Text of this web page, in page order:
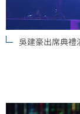
吳建豪出席典禮